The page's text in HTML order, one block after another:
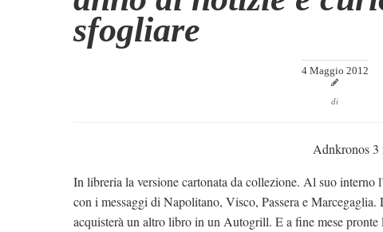
sfogliare
4 Maggio 2012
di
Adnkronos 3
In libreria la versione cartonata da collezione. Al suo interno
con i messaggi di Napolitano, Visco, Passera e
acquisterà un altro libro in un Autogrill. E a fine mese pronte